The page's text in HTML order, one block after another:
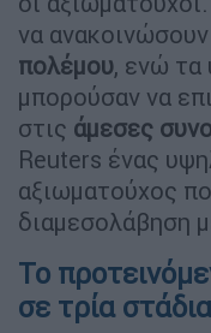
να
πολέμου, ενώ τα
μπορούσαν να
στις άμεσες
Reuters ένας
αξιωματούχος
διαμεσολάβηση
Το
σε τρία